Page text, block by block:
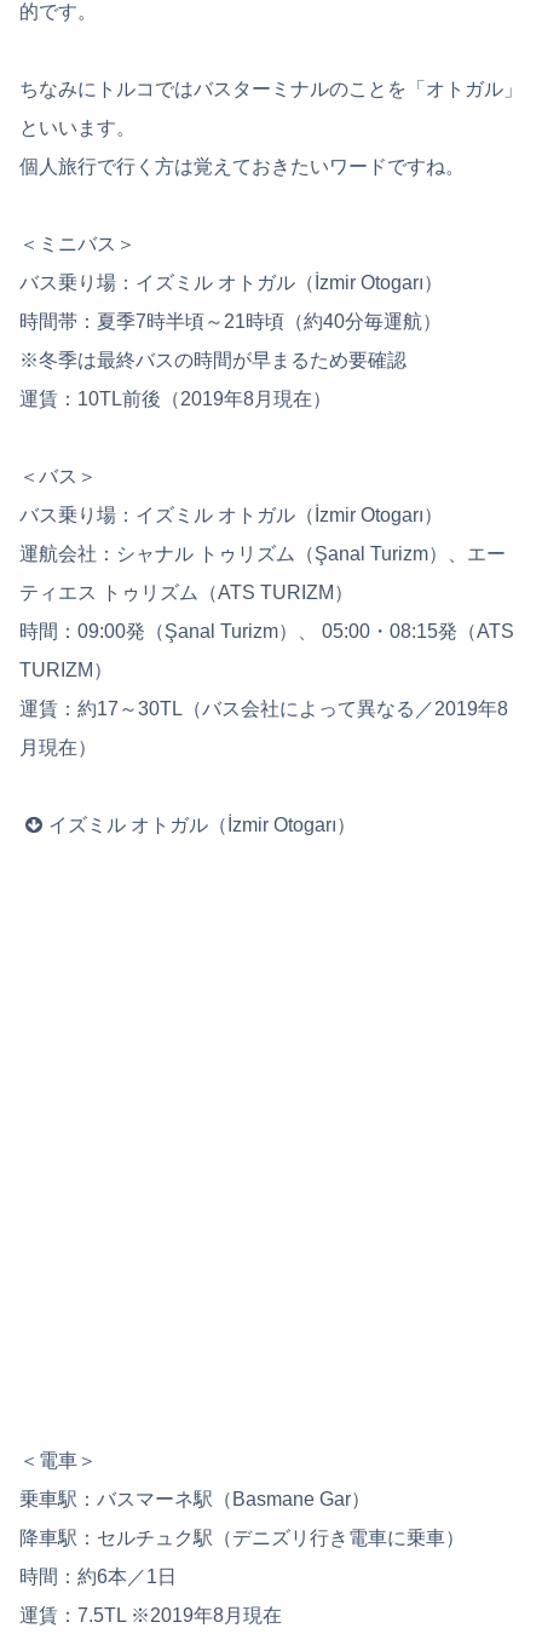
的です。
ちなみにトルコではバスターミナルのことを「オトガル」
といいます。
個人旅行で行く方は覚えておきたいワードですね。
＜ミニバス＞
バス乗り場：イズミル オトガル（İzmir Otogarı）
時間帯：夏季7時半頃～21時頃（約40分毎運航）
※冬季は最終バスの時間が早まるため要確認
運賃：10TL前後（2019年8月現在）
＜バス＞
バス乗り場：イズミル オトガル（İzmir Otogarı）
運航会社：シャナル トゥリズム（Şanal Turizm）、エー
ティエス トゥリズム（ATS TURIZM）
時間：09:00発（Şanal Turizm）、 05:00・08:15発（ATS
TURIZM）
運賃：約17～30TL（バス会社によって異なる／2019年8
月現在）
イズミル オトガル（İzmir Otogarı）
＜電車＞
乗車駅：バスマーネ駅（Basmane Gar）
降車駅：セルチュク駅（デニズリ行き電車に乗車）
時間：約6本／1日
運賃：7.5TL ※2019年8月現在